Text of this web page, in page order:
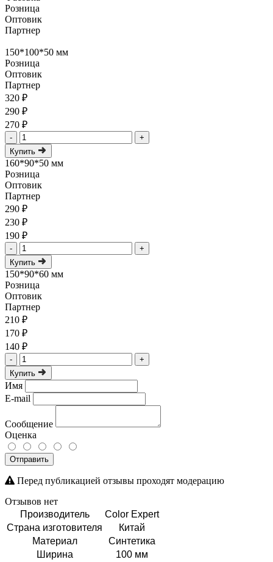
Розница
Оптовик
Партнер
150*100*50 мм
Розница
Оптовик
Партнер
320 ₽
290 ₽
270 ₽
-
+
Купить
160*90*50 мм
Розница
Оптовик
Партнер
290 ₽
230 ₽
190 ₽
-
+
Купить
150*90*60 мм
Розница
Оптовик
Партнер
210 ₽
170 ₽
140 ₽
-
+
Купить
Имя
E-mail
Сообщение
Оценка
Отправить
Перед публикацией отзывы проходят модерацию
Отзывов нет
Производитель
Color Expert
Страна изготовителя
Китай
Материал
Синтетика
Ширина
100 мм